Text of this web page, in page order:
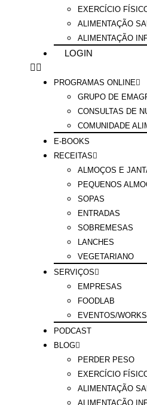
EXERCÍCIO
ALIMENTAÇÃO
ALIMENTAÇÃO
LOGIN
PROGRAMAS ONLINE
GRUPO DE
CONSULTAS DE
COMUNIDADE
E-BOOKS
RECEITAS
ALMOÇOS E
PEQUENOS
SOPAS
ENTRADAS
SOBREMESAS
LANCHES
VEGETARIANO
SERVIÇOS
EMPRESAS
FOODLAB
EVENTOS/
PODCAST
BLOG
PERDER PESO
EXERCÍCIO
ALIMENTAÇÃO
ALIMENTAÇÃO